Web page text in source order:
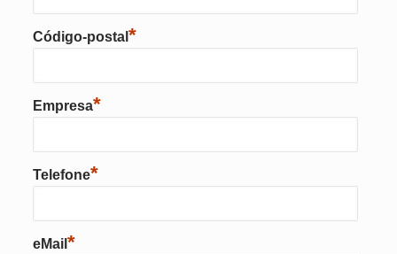
Código-postal *
Empresa*
Telefone*
eMail *